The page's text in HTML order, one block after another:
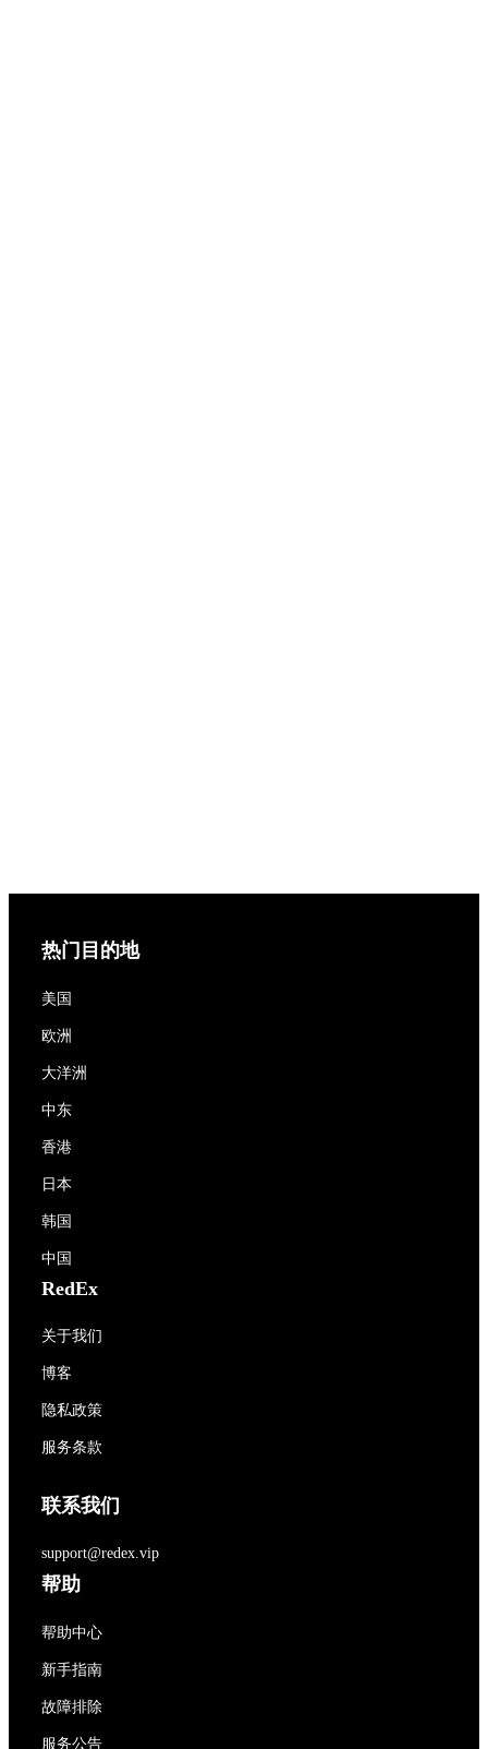
热门目的地
美国
欧洲
大洋洲
中东
香港
日本
韩国
中国
RedEx
关于我们
博客
隐私政策
服务条款
联系我们
support@redex.vip
帮助
帮助中心
新手指南
故障排除
服务公告